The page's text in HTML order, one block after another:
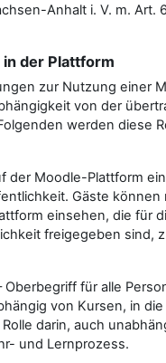
Anhalt i. V. m. Art.
Plattform
zur Nutzung einer
von der
werden diese
der Moodle-Plattform
Gäste können
einsehen, die für
freigegeben sind,
Oberbegriff für alle
von Kursen, in
darin, auch
und Lernprozess.